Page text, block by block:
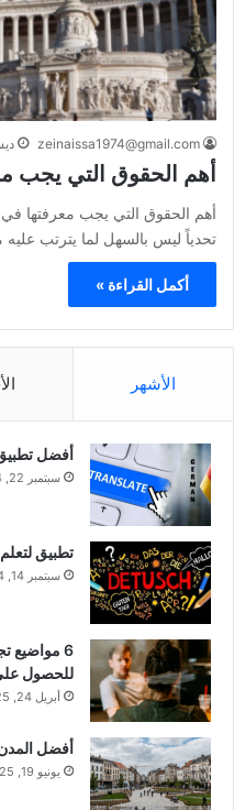
zeinaissa1974@gmail.com
أهم الحقوق التي يجب
أهم الحقوق التي يجب معرفتها في
تحدياً ليس بالسهل لما يترتب
أكمل القراءة »
الأشهر
أفضل تطبيق
سبتمبر 22, 2024
تطبيق لتعلم
سبتمبر 14, 2024
6 مواضيع
للحصول
أبريل 24, 2025
أفضل المدن
يونيو 19, 2025